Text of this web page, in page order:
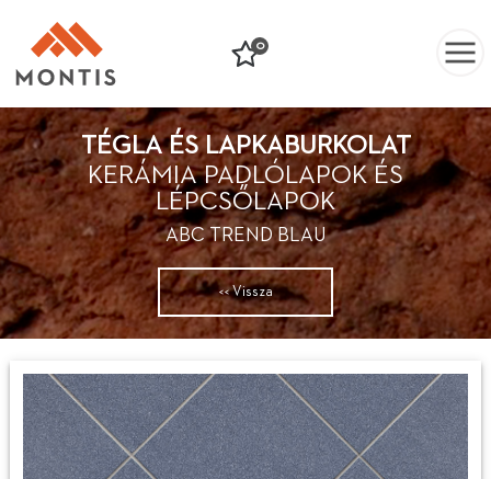
0
TÉGLA ÉS LAPKABURKOLAT
KERÁMIA PADLÓLAPOK ÉS
LÉPCSŐLAPOK
ABC TREND BLAU
<< Vissza